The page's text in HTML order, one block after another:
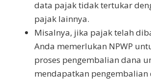
data pajak tidak tertukar
pajak lainnya.
Misalnya, jika pajak telah
Anda memerlukan NPWP
proses pengembalian dana
mendapatkan pengembalian